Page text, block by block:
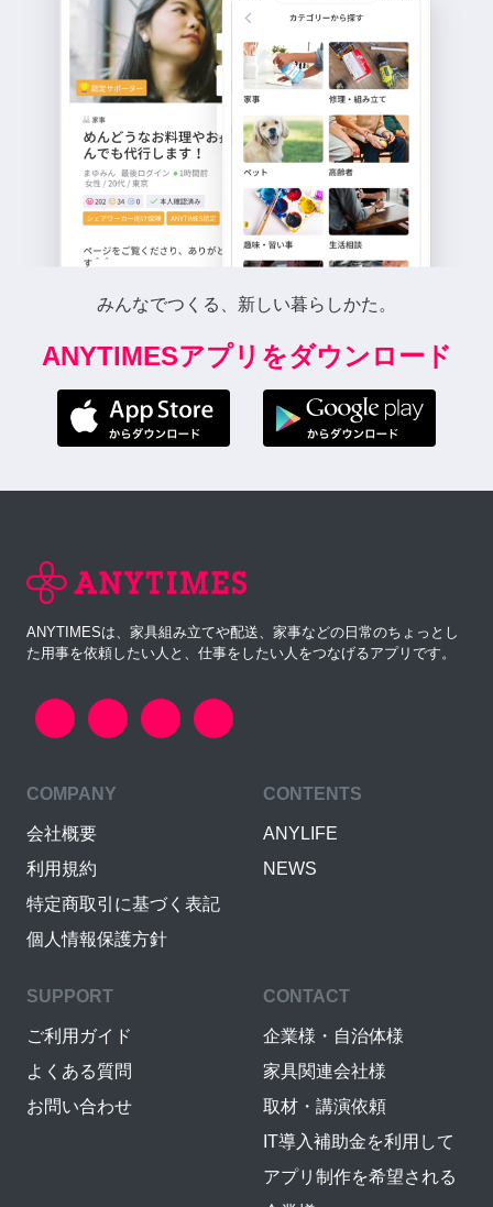
みんなでつくる、新しい暮らしかた。
ANYTIMESアプリをダウンロード
ANYTIMESは、家具組み立てや配送、家事などの日常のちょっとし
た用事を依頼したい人と、仕事をしたい人をつなげるアプリです。
COMPANY
会社概要
利用規約
特定商取引に基づく表記
個人情報保護方針
CONTENTS
ANYLIFE
NEWS
SUPPORT
ご利用ガイド
よくある質問
お問い合わせ
CONTACT
企業様・自治体様
家具関連会社様
取材・講演依頼
IT導入補助金を利用して
アプリ制作を希望される